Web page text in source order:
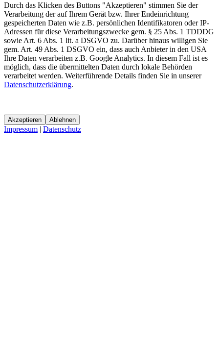
Durch das Klicken des Buttons "Akzeptieren" stimmen Sie der
Verarbeitung der auf Ihrem Gerät bzw. Ihrer Endeinrichtung
gespeicherten Daten wie z.B. persönlichen Identifikatoren oder IP-
Adressen für diese Verarbeitungszwecke gem. § 25 Abs. 1 TDDDG
sowie Art. 6 Abs. 1 lit. a DSGVO zu. Darüber hinaus willigen Sie
gem. Art. 49 Abs. 1 DSGVO ein, dass auch Anbieter in den USA
Ihre Daten verarbeiten z.B. Google Analytics. In diesem Fall ist es
möglich, dass die übermittelten Daten durch lokale Behörden
verarbeitet werden. Weiterführende Details finden Sie in unserer
Datenschutzerklärung.
Akzeptieren Ablehnen
Impressum | Datenschutz